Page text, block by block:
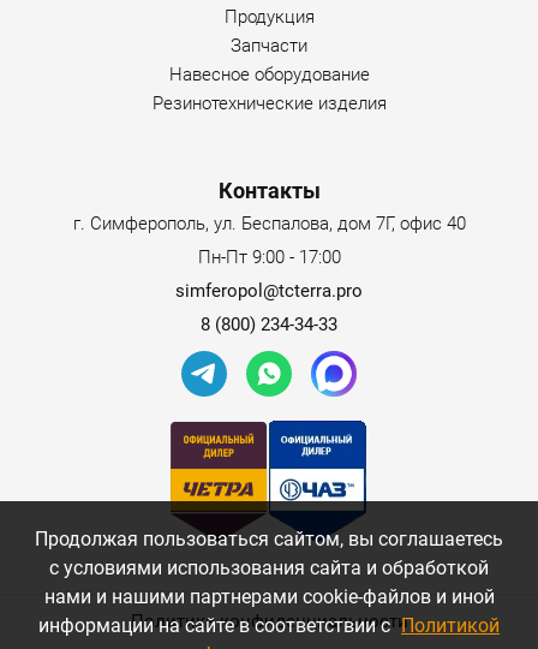
Продукция
Запчасти
Навесное оборудование
Резинотехнические изделия
Контакты
г. Симферополь, ул. Беспалова, дом 7Г, офис 40
Пн-Пт 9:00 - 17:00
simferopol@tcterra.pro
8 (800) 234-34-33
Политика конфиденциальности
Продолжая пользоваться сайтом, вы соглашаетесь
с условиями использования сайта и обработкой
нами и нашими партнерами cookie-файлов и иной
информации на сайте в соответствии с Политикой